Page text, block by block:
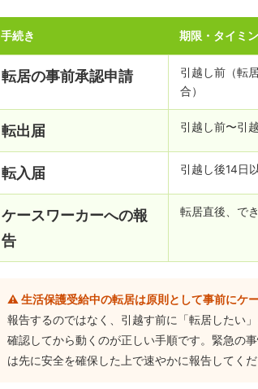
手続き 期限・タイミ
転居の事前承認申請
引越し前（転
合）
転出届 引越し前〜引
転入届 引越し後14日
ケースワーカーへの報
告
転居直後、で
⚠️ 生活保護受給中の転居は原則として事前にケ
報告するのではなく、引越す前に「転居したい
確認してから動くのが正しい手順です。緊急の
は先に安全を確保した上で速やかに報告してくだ